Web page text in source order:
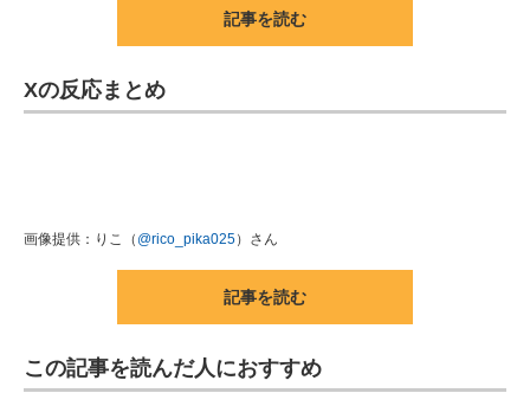
記事を読む
Xの反応まとめ
画像提供：りこ（ @rico_pika025）さん
記事を読む
この記事を読んだ人におすすめ